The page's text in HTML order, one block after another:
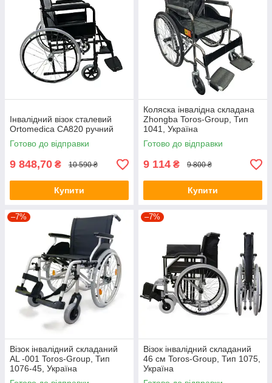
Інвалідний візок сталевий
Ortomedica CA820 ручний
Готово до відправки
9 848,70 ₴ 10 590 ₴
Купити
Коляска інвалідна складана
Zhongba Toros-Group, Тип
1041, Україна
Готово до відправки
9 114 ₴ 9 800 ₴
Купити
–7%
Візок інвалідний складаний
AL -001 Toros-Group, Тип
1076-45, Україна
–7%
Візок інвалідний складаний
46 см Toros-Group, Тип 1075,
Україна